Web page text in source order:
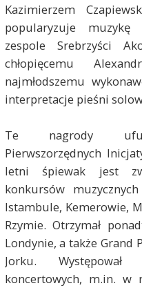
Kazimierzem
popularyzuje
zespole Srebrzyści
chłopięcemu
najmłodszemu
interpretacje pieśni
Te nagrody
Pierwszorzędnych
letni śpiewak jest
konkursów
Istambule, Kemerowie,
Rzymie. Otrzymał
Londynie, a także
Jorku.
koncertowych, m.in. w